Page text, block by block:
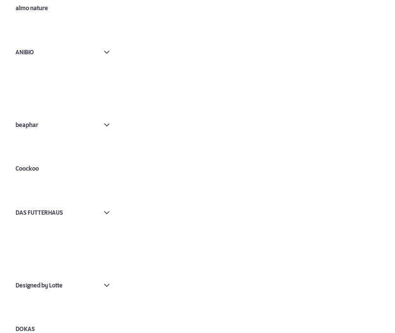
almo nature
ANIBIO
beaphar
Coockoo
DAS FUTTERHAUS
Designed by Lotte
DOKAS